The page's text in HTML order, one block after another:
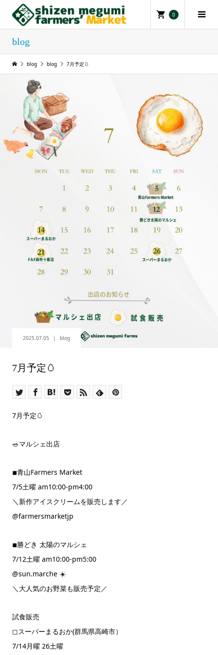
0
blog
blog blog 7月予定🥚
2025.07.05 blog
7月予定🥚
7月予定🥚
🥗マルシェ出店
◾︎青山Farmers Market
7/5土曜 am10:00-pm4:00
＼新作アイスクリームを販売します／
@farmersmarketjp
◾︎勝どき 太陽のマルシェ
7/12土曜 am10:00-pm5:00
@sun.marche ☀️
＼大人気のお野菜も販売予定／
試食販売
◻︎スーパーまるおか(群馬県高崎市）
7/14月曜 26土曜